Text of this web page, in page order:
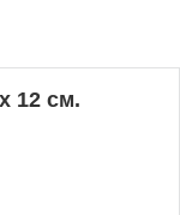
12 см.